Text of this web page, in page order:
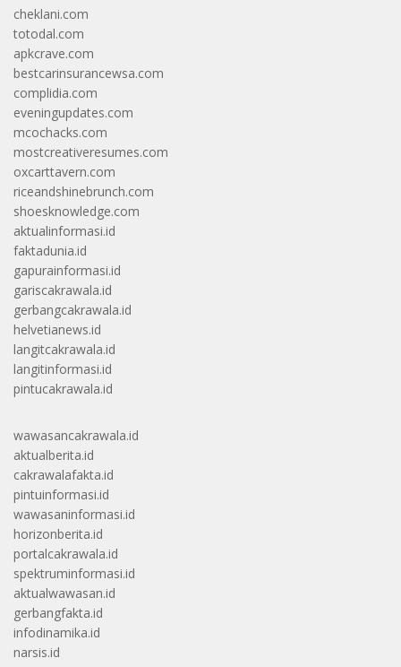
cheklani.com
totodal.com
apkcrave.com
bestcarinsurancewsa.com
complidia.com
eveningupdates.com
mcochacks.com
mostcreativeresumes.com
oxcarttavern.com
riceandshinebrunch.com
shoesknowledge.com
aktualinformasi.id
faktadunia.id
gapurainformasi.id
gariscakrawala.id
gerbangcakrawala.id
helvetianews.id
langitcakrawala.id
langitinformasi.id
pintucakrawala.id
wawasancakrawala.id
aktualberita.id
cakrawalafakta.id
pintuinformasi.id
wawasaninformasi.id
horizonberita.id
portalcakrawala.id
spektruminformasi.id
aktualwawasan.id
gerbangfakta.id
infodinamika.id
narsis.id